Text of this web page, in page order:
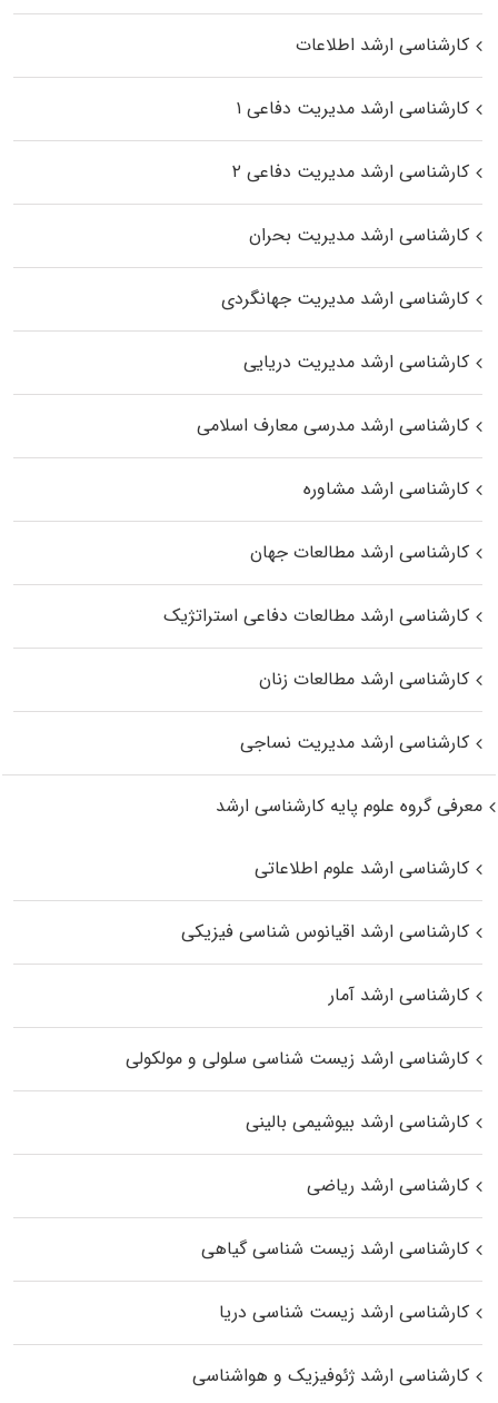
کارشناسی ارشد اطلاعات
کارشناسی ارشد مدیریت دفاعی ۱
کارشناسی ارشد مدیریت دفاعی ۲
کارشناسی ارشد مدیریت بحران
کارشناسی ارشد مدیریت جهانگردی
کارشناسی ارشد مدیریت دریایی
کارشناسی ارشد مدرسی معارف اسلامی
کارشناسی ارشد مشاوره
کارشناسی ارشد مطالعات جهان
کارشناسی ارشد مطالعات دفاعی استراتژیک
کارشناسی ارشد مطالعات زنان
کارشناسی ارشد مدیریت نساجی
معرفی گروه علوم پایه کارشناسی ارشد
کارشناسی ارشد علوم اطلاعاتی
کارشناسی ارشد اقیانوس‌ شناسی فیزیکی
کارشناسی ارشد آمار
کارشناسی ارشد زیست شناسی سلولی و مولکولی
کارشناسی ارشد بیوشیمی بالینی
کارشناسی ارشد ریاضی
کارشناسی ارشد زیست‌ شناسی گیاهی
کارشناسی ارشد زیست‌ شناسی دریا
کارشناسی ارشد ژئوفیزیک و هواشناسی